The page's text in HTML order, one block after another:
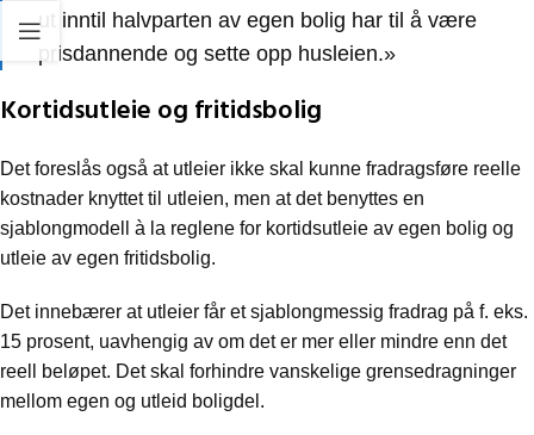
ut inntil halvparten av egen bolig har til å være
prisdannende og sette opp husleien.»
Kortidsutleie og fritidsbolig
Det foreslås også at utleier ikke skal kunne fradragsføre reelle
kostnader knyttet til utleien, men at det benyttes en
sjablongmodell à la reglene for kortidsutleie av egen bolig og
utleie av egen fritidsbolig.
Det innebærer at utleier får et sjablongmessig fradrag på f. eks.
15 prosent, uavhengig av om det er mer eller mindre enn det
reell beløpet. Det skal forhindre vanskelige grensedragninger
mellom egen og utleid boligdel.